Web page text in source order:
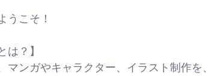
うこそ！
は？】
マンガやキャラクター、イラスト制作を、